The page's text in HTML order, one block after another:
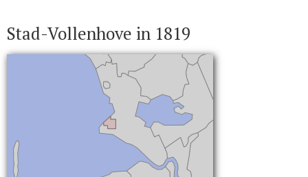
Stad-Vollenhove in 1819